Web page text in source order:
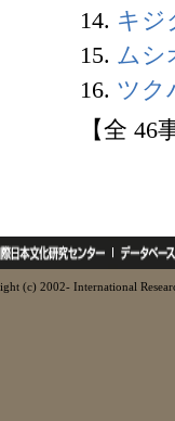
14. キジ
15. ムシ
16. ツク
【全 46
(c) 2002- International